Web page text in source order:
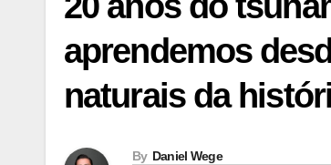
aprendemos
naturais da
By Daniel Wege